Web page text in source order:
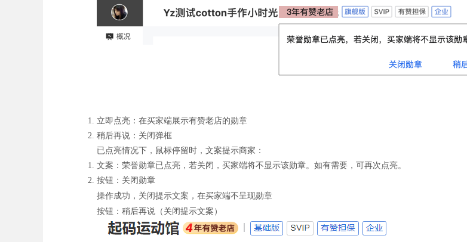
立即点亮：在买家端展示有赞老店的勋章
稍后再说：关闭弹框
已点亮情况下，鼠标停留时，文案提示商家：
文案：荣誉勋章已点亮，若关闭，买家端将不显示该勋章。如有需要，可再次点亮。
按钮：关闭勋章
操作成功，关闭提示文案， 在买家端不呈现勋章
按钮：稍后再说（ 关闭提示文案 ）